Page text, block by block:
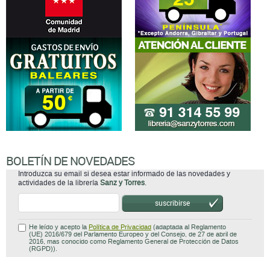
BOLETÍN DE NOVEDADES
Introduzca su email si desea estar informado de las novedades y
actividades de la librería Sanz y Torres.
suscribirse
He leído y acepto la Política de Privacidad (adaptada al Reglamento
(UE) 2016/679 del Parlamento Europeo y del Consejo, de 27 de abril de
2016, mas conocido como Reglamento General de Protección de Datos
(RGPD)).